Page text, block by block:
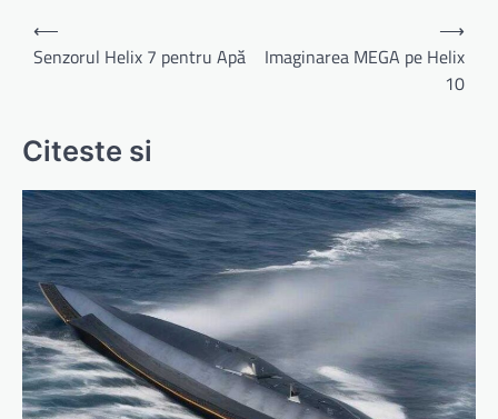
Navigare
în
⟵
Senzorul Helix 7 pentru Apă
Imaginarea MEGA pe Helix
10
⟶
Citeste si